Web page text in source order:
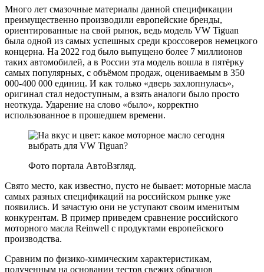
Много лет смазочные материалы данной спецификации
преимущественно производили европейские бренды,
ориентированные на свой рынок, ведь модель VW Tiguan
была одной из самых успешных среди кроссоверов немецкого
концерна. На 2022 год было выпущено более 7 миллионов
таких автомобилей, а в России эта модель вошла в пятёрку
самых популярных, с объёмом продаж, оцениваемым в 350
000-400 000 единиц. И как только «дверь захлопнулась»,
оригинал стал недоступным, а взять аналоги было просто
неоткуда. Ударение на слово «было», корректно
использованное в прошедшем времени.
Фото портала АвтоВзгляд.
Свято место, как известно, пусто не бывает: моторные масла
самых разных спецификаций на российском рынке уже
появились. И зачастую они не уступают своим именитым
конкурентам. В пример приведем сравнение российского
моторного масла Reinwell с продуктами европейского
производства.
Сравним по физико-химическим характеристикам,
полученным на основании тестов свежих образцов